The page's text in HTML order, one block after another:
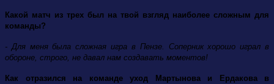
Какой матч из трех был на твой взгляд наиболее сложным для
команды?
- Для меня была сложная игра в Пензе. Соперник хорошо играл в
обороне, строго, не давал нам создавать моментов!
Как отразился на команде уход Мартынова и Ердакова в